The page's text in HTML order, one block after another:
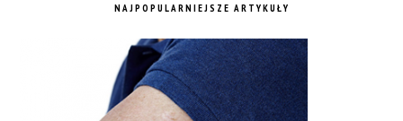
NAJPOPULARNIEJSZE ARTYKUŁY